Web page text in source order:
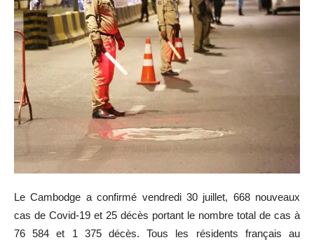
Le Cambodge a confirmé vendredi 30 juillet, 668 nouveaux
cas de Covid-19 et 25 décès portant le nombre total de cas à
76 584 et 1 375 décès. Tous les résidents français au